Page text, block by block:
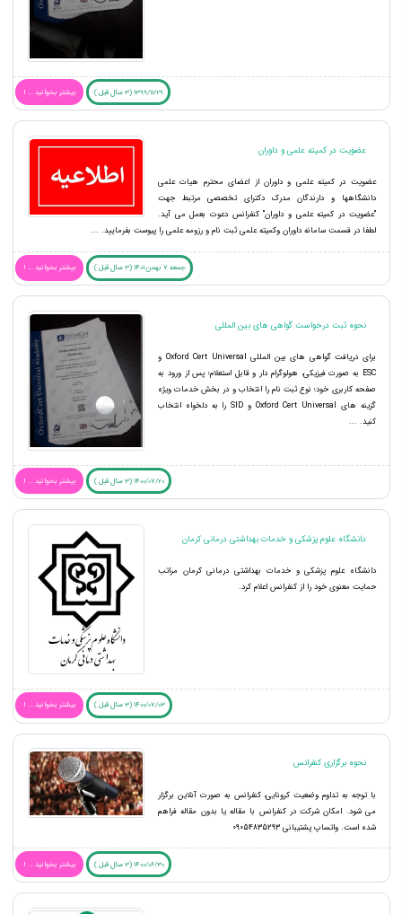
1399/11/29 (3 سال قبل ) بیشتر بخوانید ... !
عضویت در کمیته علمی و داوران
عضویت در کمیته علمی و داوران از اعضای محترم هیات علمی
دانشگاهها و دارندگان مدرک دکترای تخصصی مرتبط جهت
"عضویت در کمیته علمی و داوران" کنفرانس دعوت بعمل می آید.
لطفا در قسمت سامانه داوران وکمیته علمی ثبت نام و رزومه علمی را پیوست بفرمایید. ...
جمعه 7 بهمن 1401 (3 سال قبل ) بیشتر بخوانید ... !
نحوه ثبت درخواست گواهی های بین المللی
برای دریافت گواهی های بین المللی Oxford Cert Universal و
ESC به صورت فیزیکی، هولوگرام دار و قابل استعلام؛ پس از ورود به
صفحه کاربری خود؛ نوع ثبت نام را انتخاب و در بخش خدمات ویژه
گزینه های Oxford Cert Universal و SID را به دلخواه انتخاب
کنید. ...
1400/07/20 (3 سال قبل ) بیشتر بخوانید ... !
دانشگاه علوم پزشکی و خدمات بهداشتی درمانی کرمان
دانشگاه علوم پزشکی و خدمات بهداشتی درمانی کرمان مراتب
حمایت معنوی خود را از کنفرانس اعلام کرد.
1400/07/03 (3 سال قبل ) بیشتر بخوانید ... !
نحوه برگزاری کنفرانس
با توجه به تداوم وضعیت کرونایی، کنفرانس به صورت آنلاین برگزار
می شود. امکان شرکت در کنفرانس با مقاله یا بدون مقاله فراهم
شده است. واتساپ پشتیبانی 09054835293
1400/06/30 (3 سال قبل ) بیشتر بخوانید ... !